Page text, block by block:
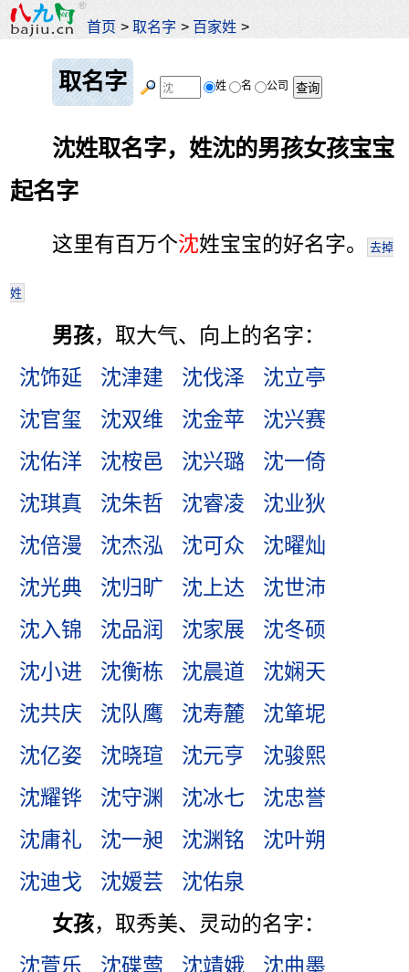
首页 >取名字 > 百家姓 >
取名字 姓 名 公司
沈姓取名字，姓沈的男孩女孩宝宝
起名字
这里有百万个沈姓宝宝的好名字。 去掉
姓
男孩，取大气、向上的名字：
沈饰延
沈津建 沈伐泽
沈立亭
沈官玺
沈双维 沈金苹
沈兴赛
沈佑洋
沈桉邑 沈兴璐
沈一倚
沈琪真
沈朱哲 沈睿凌
沈业狄
沈倍漫
沈杰泓 沈可众
沈曜灿
沈光典
沈归旷 沈上达
沈世沛
沈入锦
沈品润 沈家展
沈冬硕
沈小进
沈衡栋 沈晨道
沈娴天
沈共庆
沈队鹰 沈寿麓
沈箪坭
沈亿姿
沈晓瑄 沈元亨
沈骏熙
沈耀铧
沈守渊 沈冰七
沈忠誉
沈庸礼
沈一昶 沈渊铭
沈叶朔
沈迪戈
沈嫒芸
沈佑泉
女孩，取秀美、灵动的名字：
沈萱乐
沈碟莺 沈靖娥
沈曲墨